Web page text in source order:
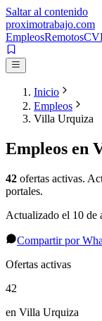
Saltar al contenido
proximotrabajo.com
EmpleosRemotosCV
Inicio
Empleos
Villa Urquiza
Empleos en
42 ofertas activas.
portales.
Actualizado el 10 de
Compartir por
Ofertas activas
42
en Villa Urquiza